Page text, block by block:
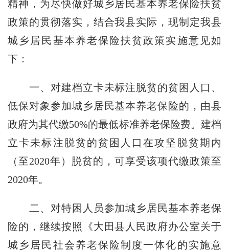
精神，为尽快做好城乡居民基本养老保险扶贫
政策的贯彻落实，结合我县实际，现制定我县
城乡居民基本养老保险扶贫政策实施意见如
下：
一、 对建档立卡未标注脱贫的贫困人口、
低保对象参加城乡居民基本养老保险的，由县
政府为其代缴50%的最低标准养老保险费。建档
立卡未标注脱贫的贫困人口在攻坚脱贫期内
（至2020年）脱贫的，可享受该项代缴政策至
2020年。
二、 对特困人员参加城乡居民基本养老保
险的，继续按照《大田县人民政府办公室关于
城乡居民社会养老保险制度一体化的实施意